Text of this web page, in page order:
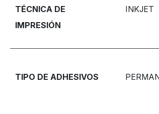
TÉCNICA DE
IMPRESIÓN
INKJET
TIPO DE ADHESIVOS